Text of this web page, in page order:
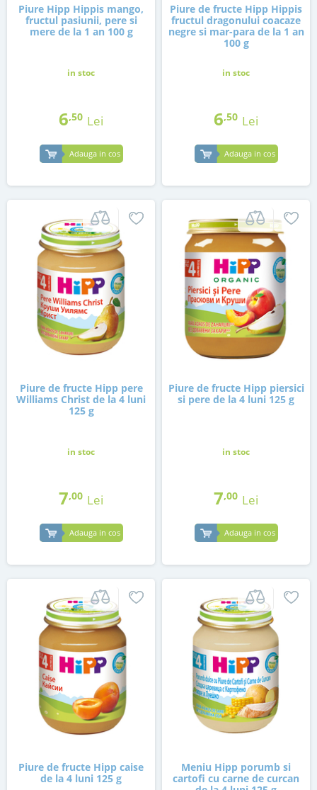
Piure Hipp Hippis mango,
fructul pasiunii, pere si
mere de la 1 an 100 g
in stoc
6,50 Lei
Adauga in cos
Piure de fructe Hipp Hippis
fructul dragonului coacaze
negre si mar-para de la 1 an
100 g
in stoc
6,50 Lei
Adauga in cos
Piure de fructe Hipp pere
Williams Christ de la 4 luni
125 g
in stoc
7,00 Lei
Adauga in cos
Piure de fructe Hipp piersici
si pere de la 4 luni 125 g
in stoc
7,00 Lei
Adauga in cos
Piure de fructe Hipp caise
de la 4 luni 125 g
Meniu Hipp porumb si
cartofi cu carne de curcan